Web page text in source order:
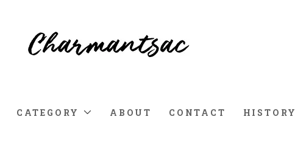
CATEGORY ABOUT CONTACT HISTORY